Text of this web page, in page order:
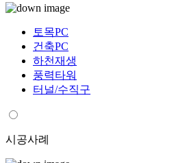
토목PC
건축PC
하천재생
풍력타워
터널/수직구
시공사례